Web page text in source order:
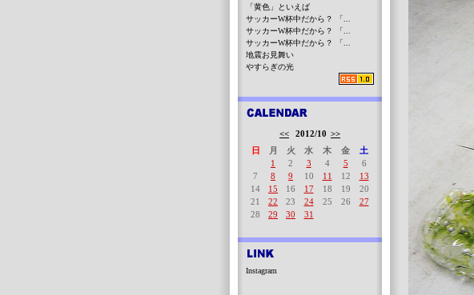
「黄色」といえば
サッカーW杯中だから？ 「...
サッカーW杯中だから？ 「...
サッカーW杯中だから？ 「...
地震お見舞い
やすらぎの光
<< 2012/10 >>
日
月 火 水 木 金
土
1
2 3 4 5
6
7
8 9 10 11 12
13
14
15 16 17 18 19
20
21
22 23 24 25 26
27
28
29 30 31
Instagram